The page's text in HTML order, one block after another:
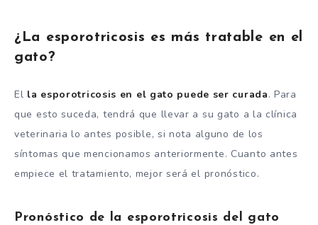
¿La esporotricosis es más tratable en el
gato?
El la esporotricosis en el gato puede ser curada. Para
que esto suceda, tendrá que llevar a su gato a la clínica
veterinaria lo antes posible, si nota alguno de los
síntomas que mencionamos anteriormente. Cuanto antes
empiece el tratamiento, mejor será el pronóstico.
Pronóstico de la esporotricosis del gato